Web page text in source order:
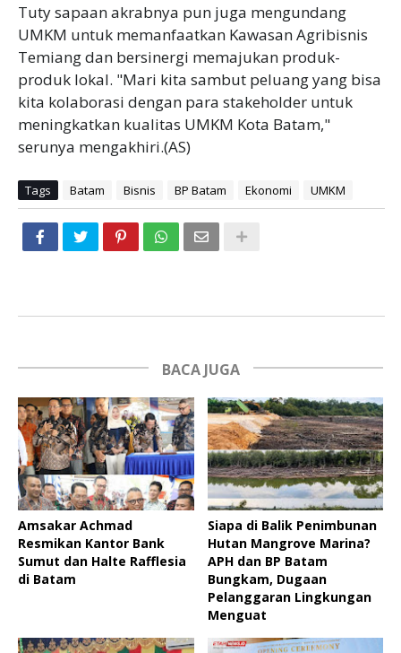
Tuty sapaan akrabnya pun juga mengundang
UMKM untuk memanfaatkan Kawasan Agribisnis
Temiang dan bersinergi memajukan produk-
produk lokal. "Mari kita sambut peluang yang bisa
kita kolaborasi dengan para stakeholder untuk
meningkatkan kualitas UMKM Kota Batam,"
serunya mengakhiri.(AS)
Tags Batam Bisnis BP Batam Ekonomi UMKM
BACA JUGA
Amsakar Achmad
Resmikan Kantor Bank
Sumut dan Halte Rafflesia
di Batam
Siapa di Balik Penimbunan
Hutan Mangrove Marina?
APH dan BP Batam
Bungkam, Dugaan
Pelanggaran Lingkungan
Menguat ‎